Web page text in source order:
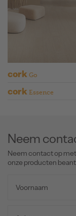
cork Go
cork Essence
Neem
Neem contact op
onze producten